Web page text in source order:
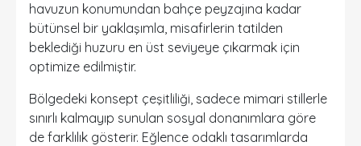
havuzun konumundan bahçe peyzajına kadar
bütünsel bir yaklaşımla, misafirlerin tatilden
beklediği huzuru en üst seviyeye çıkarmak için
optimize edilmiştir.
Bölgedeki konsept çeşitliliği, sadece mimari stillerle
sınırlı kalmayıp sunulan sosyal donanımlara göre
de farklılık gösterir. Eğlence odaklı tasarımlarda